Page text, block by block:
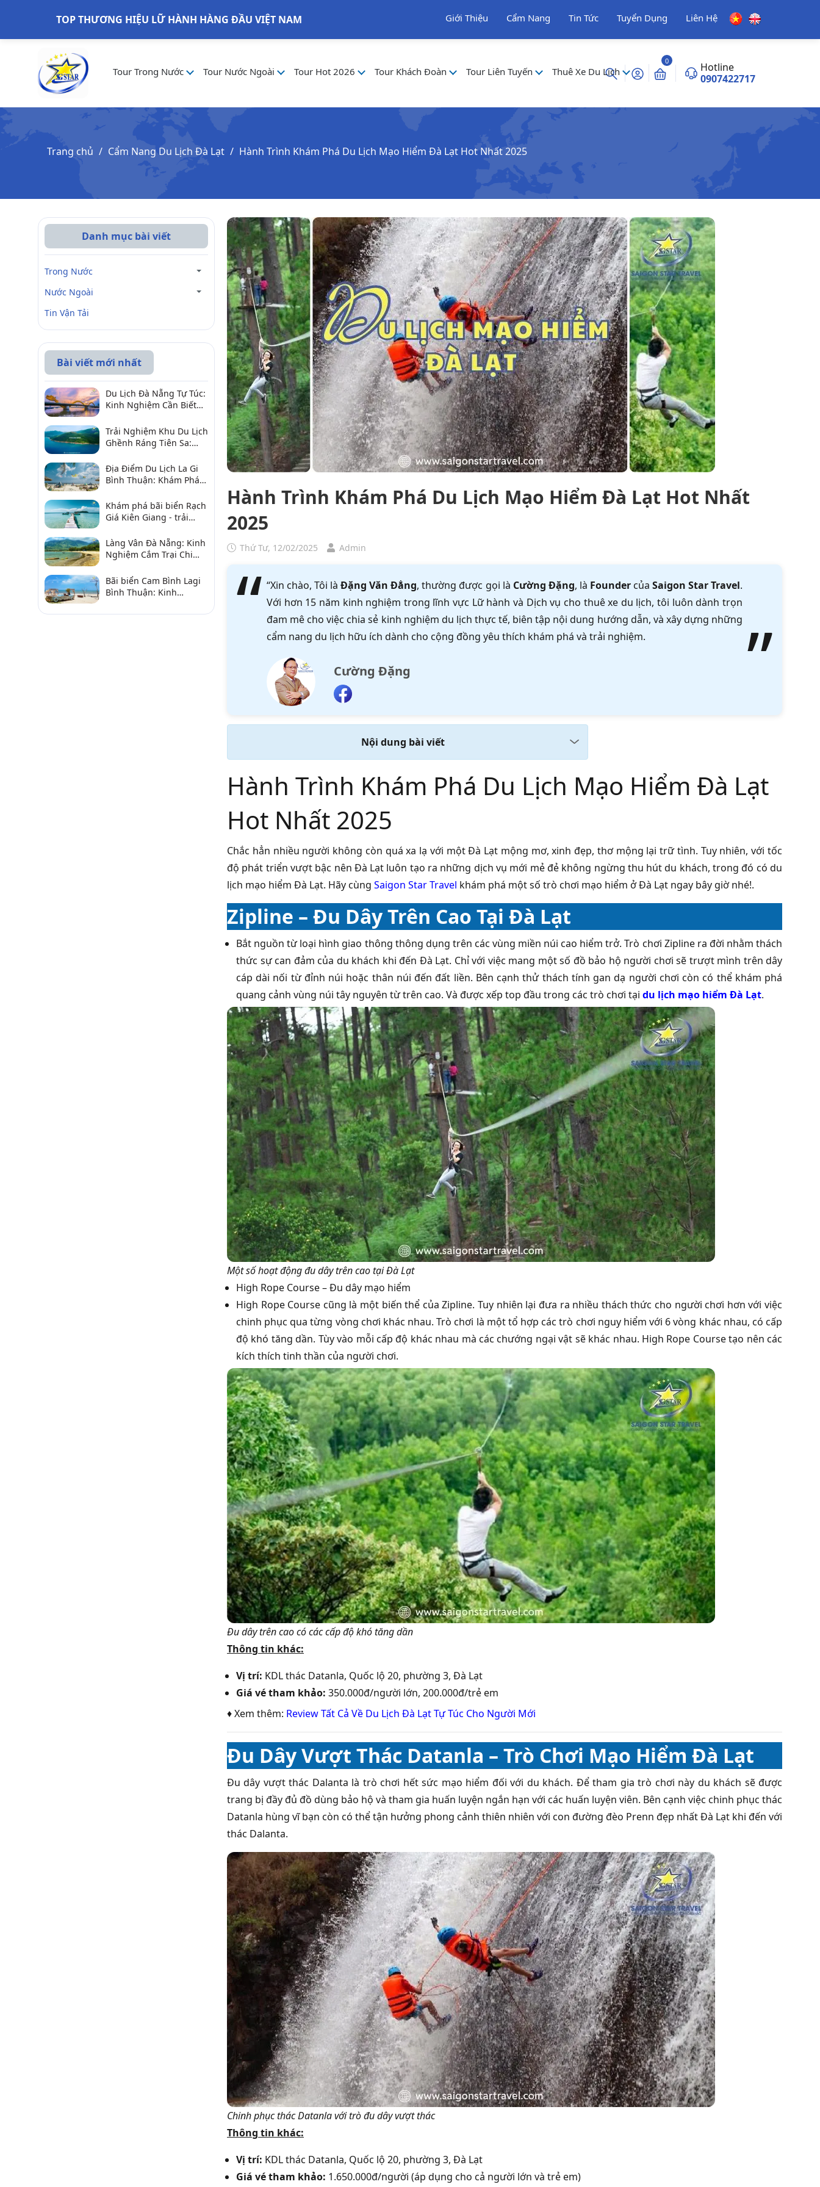
TOP THƯƠNG HIỆU LỮ HÀNH HÀNG ĐẦU VIỆT NAM Giới Thiệu Cẩm Nang Tin Tức Tuyển Dụng Liên Hệ
Tour Trong Nước Tour Nước Ngoài Tour Hot 2026 Tour Khách Đoàn Tour Liên Tuyến Thuê Xe Du Lịch
0
Hotline
0907422717
Trang chủ Cẩm Nang Du Lịch Đà Lạt Hành Trình Khám Phá Du Lịch Mạo Hiểm Đà Lạt Hot Nhất 2025
Hành Trình Khám Phá Du Lịch Mạo Hiểm Đà Lạt Hot Nhất
2025
Thứ Tư, 12/02/2025 Admin
“Xin chào, Tôi làĐặng Văn Đẳng, thường được gọi là Cường Đặng, là Foundercủa Saigon Star Travel.
Với hơn 15 năm kinh nghiệm trong lĩnh vực Lữ hành và Dịch vụ cho thuê xe du lịch, tôi luôn dành trọn
đam mê cho việc chia sẻ kinh nghiệm du lịch thực tế, biên tập nội dung hướng dẫn, và xây dựng những
cẩm nang du lịch hữu ích dành cho cộng đồng yêu thích khám phá và trải nghiệm.
Cường Đặng
Nội dung bài viết
Hành Trình Khám Phá Du Lịch Mạo Hiểm Đà Lạt
Hot Nhất 2025
Chắc hẳn nhiều người không còn quá xa lạ với một Đà Lạt mộng mơ, xinh đẹp, thơ mộng lại trữ tình. Tuy nhiên, với tốc
độ phát triển vượt bậc nên Đà Lạt luôn tạo ra những dịch vụ mới mẻ đẻ không ngừng thu hút du khách, trong đó có du
lịch mạo hiểm Đà Lạt. Hãy cùng Saigon Star Travel khám phá một số trò chơi mạo hiểm ởĐà Lạt ngay bây giờ nhé!.
Zipline – Đu Dây Trên Cao Tại Đà Lạt
Bắt nguồn từ loại hình giao thông thông dụng trên các vùng miền núi cao hiểm trở. Trò chơi Zipline ra đời nhằm thách
thức sự can đảm của du khách khi đến Đà Lạt. Chỉ với việc mang một số đồ bảo hộ người chơi sẽ trượt mình trên dây
cáp dài nối từ đỉnh núi hoặc thân núi đến đất liền. Bên cạnh thử thách tính gan dạ người chơi còn có thể khám phá
quang cảnh vùng núi tây nguyên từ trên cao. Và được xếp top đầu trong các trò chơi tại du lịch mạo hiểm Đà Lạt.
Một số hoạt động đu dây trên cao tại Đà Lạt
High Rope Course – Đu dây mạo hiểm
High Rope Course cũng là một biến thể của Zipline. Tuy nhiên lại đưa ra nhiều thách thức cho người chơi hơn với việc
chinh phục qua từng vòng chơi khác nhau. Trò chơi là một tổ hợp các trò chơi nguy hiểm với 6 vòng khác nhau, có cấp
độ khó tăng dần. Tùy vào mỗi cấp độ khác nhau mà các chướng ngại vật sẽ khác nhau. High Rope Course tạo nên các
kích thích tinh thần của người chơi.
Đu dây trên cao có các cấp độ khó tăng dần
Thông tin khác:
Vị trí: KDL thác Datanla, Quốc lộ 20, phường 3, Đà Lạt
Giá vé tham khảo: 350.000đ/người lớn, 200.000đ/trẻ em
♦ Xem thêm: Review Tất Cả Về Du Lịch Đà Lạt Tự Túc Cho Người Mới
Đu Dây Vượt Thác Datanla – Trò Chơi Mạo Hiểm Đà Lạt
Đu dây vượt thác Dalanta là trò chơi hết sức mạo hiểm đối với du khách. Để tham gia trò chơi này du khách sẽ được
trang bị đầy đủ đồ dùng bảo hộ và tham gia huấn luyện ngắn hạn với các huấn luyện viên. Bên cạnh việc chinh phục thác
Datanla hùng vĩ bạn còn có thể tận hưởng phong cảnh thiên nhiên với con đường đèo Prenn đẹp nhất Đà Lạt khi đến với
thác Dalanta.
Chinh phục thác Datanla với trò đu dây vượt thác
Thông tin khác:
Vị trí: KDL thác Datanla, Quốc lộ 20, phường 3, Đà Lạt
Giá vé tham khảo: 1.650.000đ/người (áp dụng cho cả người lớn và trẻ em)
Danh mục bài viết
Trong Nước
Nước Ngoài
Tin Vận Tải
Bài viết mới nhất
Du Lịch Đà Nẵng Tự Túc:
Kinh Nghiệm Cần Biết
Vời
Trải Nghiệm Khu Du Lịch
Ghềnh Ráng Tiên Sa:
Qua
Địa Điểm Du Lịch La Gi
Bình Thuận: Khám Phá 6
2026
Khám phá bãi biển Rạch
Giá Kiên Giang - trải
Làng Vân Đà Nẵng: Kinh
Nghiệm Cắm Trại Chi
Bãi biển Cam Bình Lagi
Bình Thuận: Kinh
sản, điểm gần